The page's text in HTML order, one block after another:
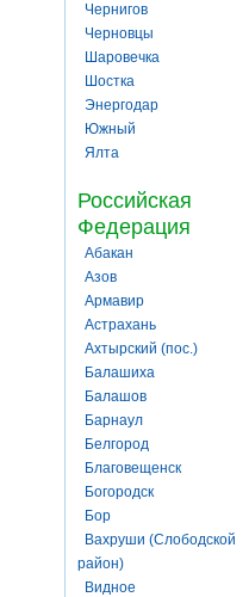
Чернигов
Черновцы
Шаровечка
Шостка
Энергодар
Южный
Ялта
Российская
Федерация
Абакан
Азов
Армавир
Астрахань
Ахтырский (пос.)
Балашиха
Балашов
Барнаул
Белгород
Благовещенск
Богородск
Бор
Вахруши (Слободской
район)
Видное